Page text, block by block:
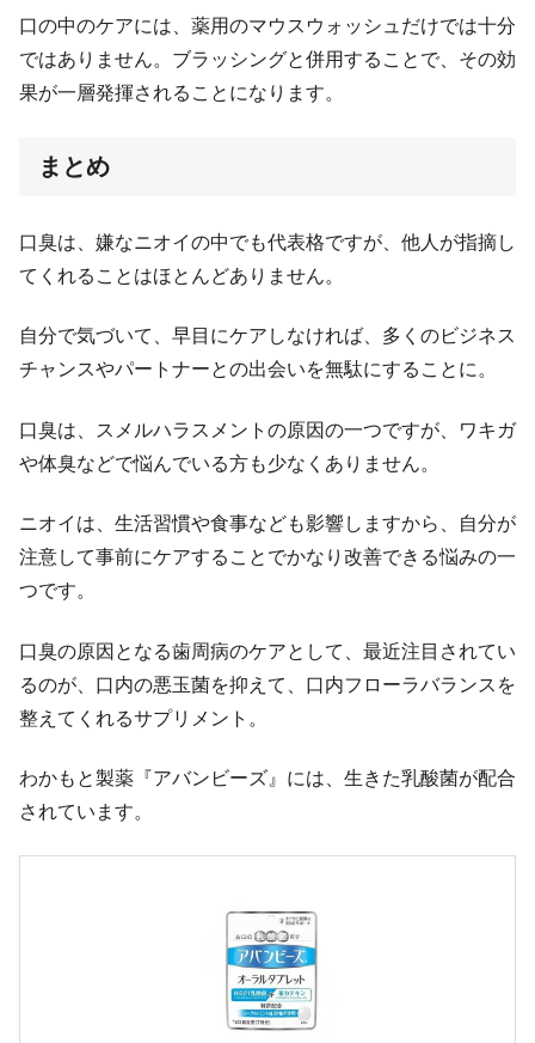
口の中のケアには、薬用のマウスウォッシュだけでは十分
ではありません。ブラッシングと併用することで、その効
果が一層発揮されることになります。
まとめ
口臭は、嫌なニオイの中でも代表格ですが、他人が指摘し
てくれることはほとんどありません。
自分で気づいて、早目にケアしなければ、多くのビジネス
チャンスやパートナーとの出会いを無駄にすることに。
口臭は、スメルハラスメントの原因の一つですが、ワキガ
や体臭などで悩んでいる方も少なくありません。
ニオイは、生活習慣や食事なども影響しますから、自分が
注意して事前にケアすることでかなり改善できる悩みの一
つです。
口臭の原因となる歯周病のケアとして、最近注目されてい
るのが、口内の悪玉菌を抑えて、口内フローラバランスを
整えてくれるサプリメント。
わかもと製薬『アバンビーズ』には、生きた乳酸菌が配合
されています。